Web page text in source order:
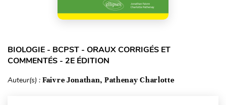
BIOLOGIE - BCPST - ORAUX CORRIGÉS ET
COMMENTÉS - 2E ÉDITION
Auteur(s) : Faivre Jonathan, Pathenay Charlotte